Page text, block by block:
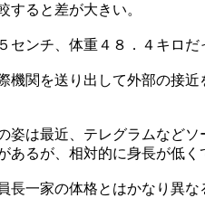
すると差が大きい。
ンチ、体重４８．４キロ
機関を送り出して外部の接
姿は最近、テレグラムなど
るが、相対的に身長が低く
長一家の体格とはかなり異